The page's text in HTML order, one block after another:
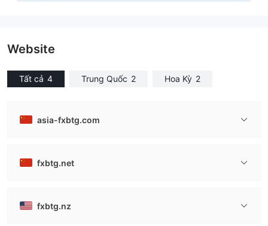
Website
Tất cả 4 Trung Quốc 2 Hoa Kỳ 2
asia-fxbtg.com
fxbtg.net
fxbtg.nz